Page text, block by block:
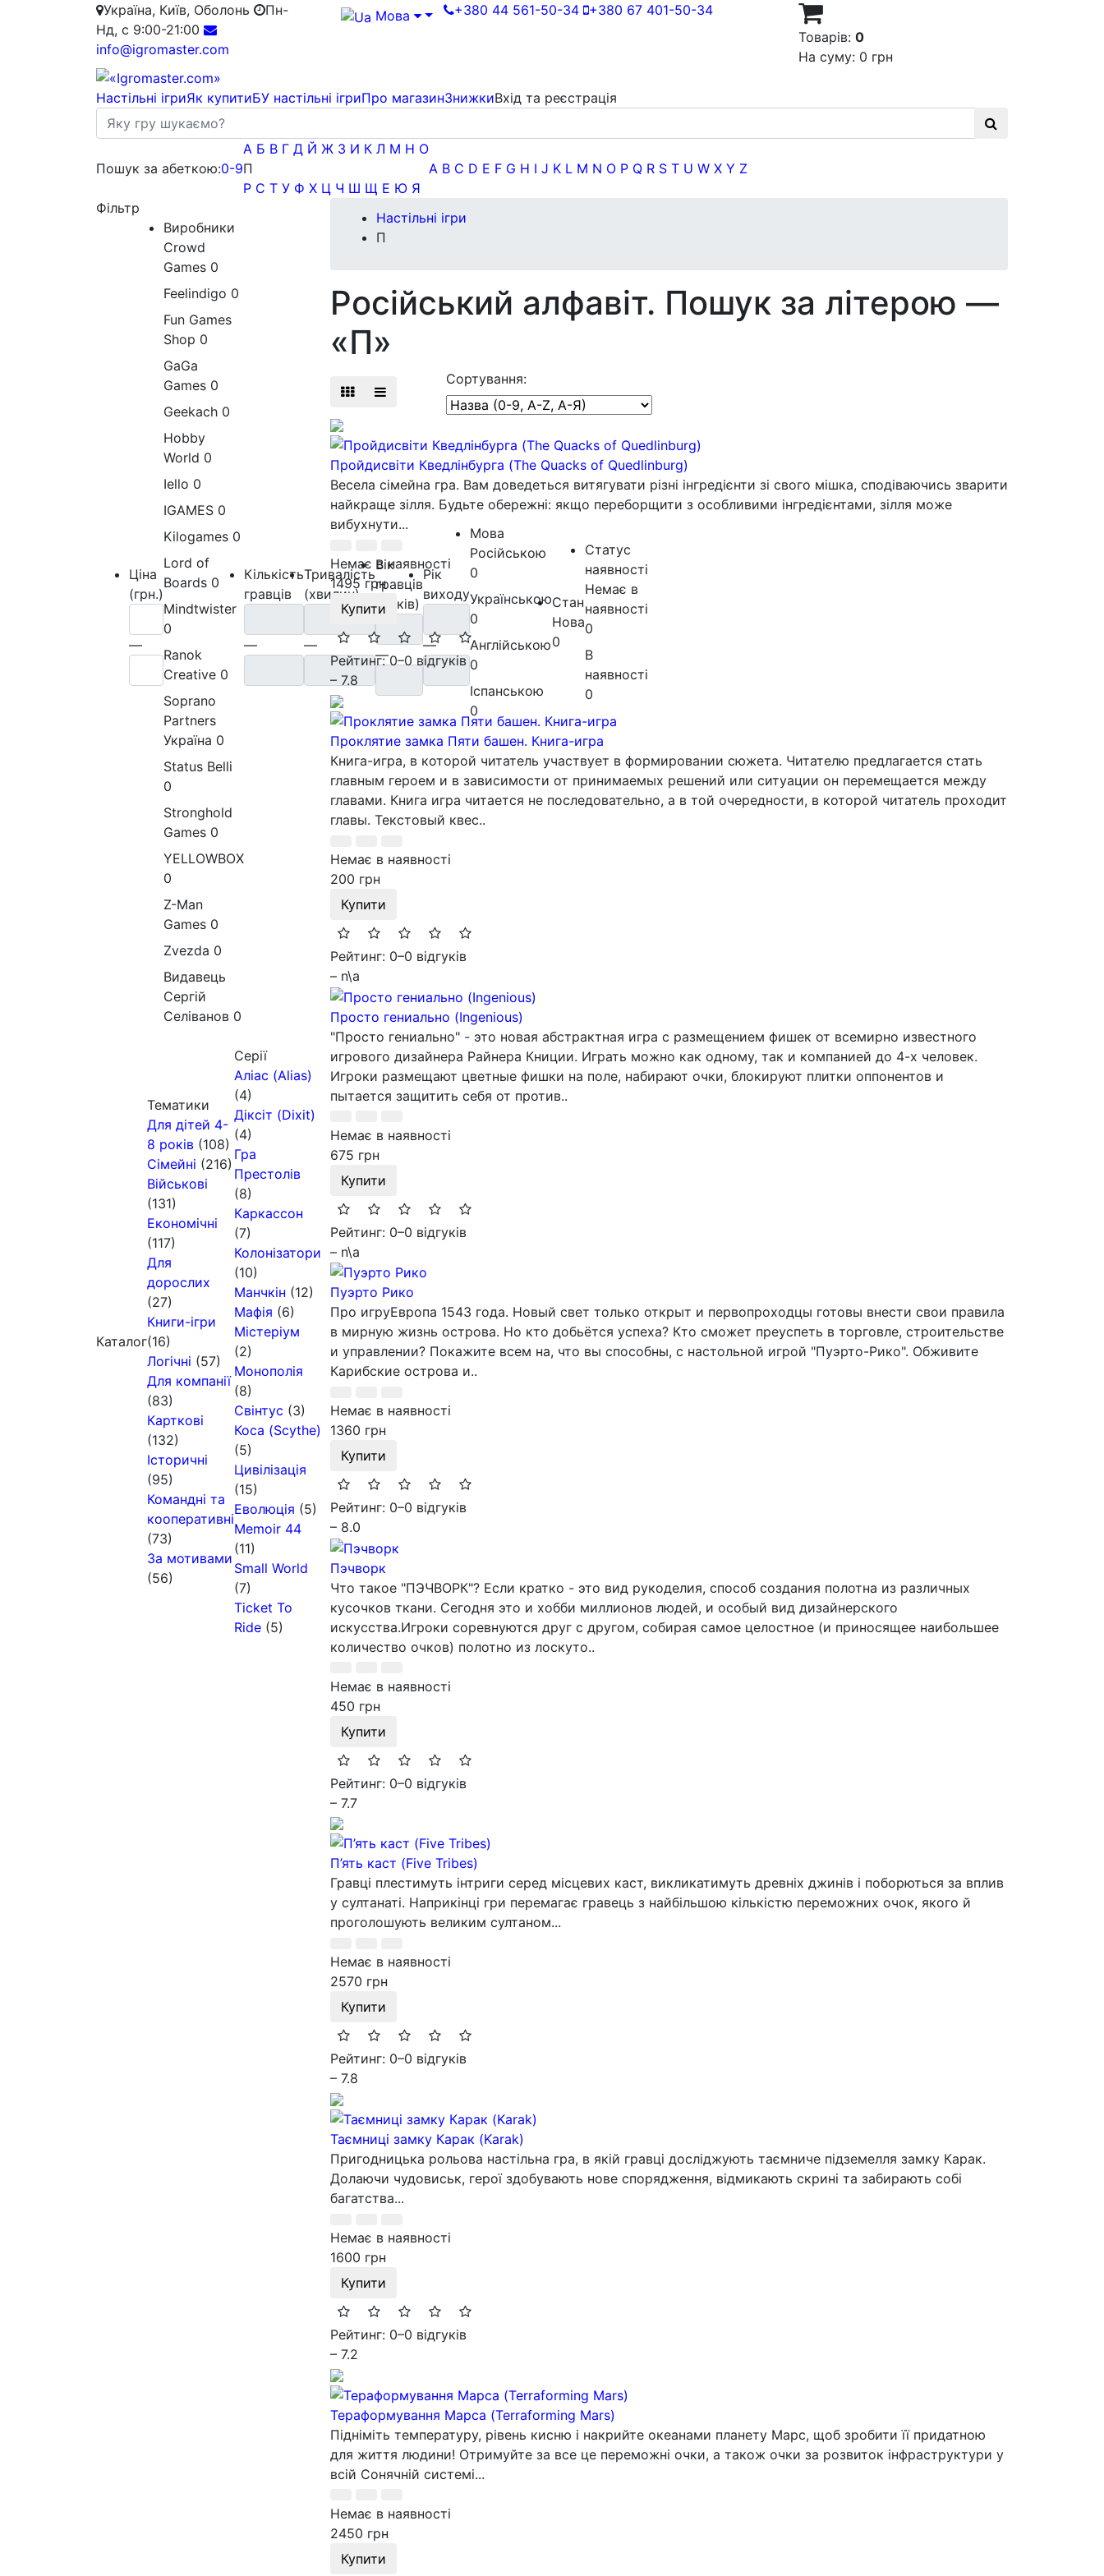
Україна, Київ, Оболонь
Пн-
Нд, с 9:00-21:00
info@igromaster.com
Мова +380 44 561-50-34 +380 67 401-50-34
Товарів: 0
На суму: 0 грн
Настільні ігриЯк купитиБУ настільні ігриПро магазинЗнижкиВхід та реєстрація
Пошук за абеткою:0-9
А Б В Г Д Й Ж З И К Л М Н О
П
Р С Т У Ф Х Ц Ч Ш Щ Е Ю Я
A B C D E F G H I J K L M N O P Q R S T U W X Y Z
Фільтр
Ціна
(грн.)
—
Виробники
Crowd
Games 0
Feelindigo 0
Fun Games
Shop 0
GaGa
Games 0
Geekach 0
Hobby
World 0
Iello 0
IGAMES 0
Kilogames 0
Lord of
Boards 0
Mindtwister
0
Ranok
Creative 0
Soprano
Partners
Україна 0
Status Belli
0
Stronghold
Games 0
YELLOWBOX
0
Z-Man
Games 0
Zvezda 0
Видавець
Сергій
Селіванов 0
Кількість
гравців
—
Тривалість
(хвилин)
—
Вік
гравців
(років)
—
Рік
виходу
—
Мова
Російською
0
Українською
0
Англійською
0
Іспанською
0
Стан
Нова
0
Статус
наявності
Немає в
наявності
0
В
наявності
0
Каталог
Тематики
Для дітей 4-
8 років (108)
Сімейні (216)
Військові
(131)
Економічні
(117)
Для
дорослих
(27)
Книги-ігри
(16)
Логічні (57)
Для компанії
(83)
Карткові
(132)
Історичні
(95)
Командні та
кооперативні
(73)
За мотивами
(56)
Серії
Аліас (Alias)
(4)
Діксіт (Dixit)
(4)
Гра
Престолів
(8)
Каркассон
(7)
Колонізатори
(10)
Манчкін (12)
Мафія (6)
Містеріум
(2)
Монополія
(8)
Свінтус (3)
Коса (Scythe)
(5)
Цивілізація
(15)
Еволюція (5)
Memoir 44
(11)
Small World
(7)
Ticket To
Ride (5)
Настільні ігри
П
Російський алфавіт. Пошук за літерою —
«П»
Сортування:
Пройдисвіти Кведлінбурга (The Quacks of Quedlinburg)
Весела сімейна гра. Вам доведеться витягувати різні інгредієнти зі свого мішка, сподіваючись зварити
найкраще зілля. Будьте обережні: якщо переборщити з особливими інгредієнтами, зілля може
вибухнути...
Немає в наявності
1495 грн
Купити
Рейтинг: 0–0 відгуків
– 7.8
Проклятие замка Пяти башен. Книга-игра
Книга-игра, в которой читатель участвует в формировании сюжета. Читателю предлагается стать
главным героем и в зависимости от принимаемых решений или ситуации он перемещается между
главами. Книга игра читается не последовательно, а в той очередности, в которой читатель проходит
главы. Текстовый квес..
Немає в наявності
200 грн
Купити
Рейтинг: 0–0 відгуків
– n\a
Просто гениально (Ingenious)
"Просто гениально" - это новая абстрактная игра с размещением фишек от всемирно известного
игрового дизайнера Райнера Книции. Играть можно как одному, так и компанией до 4-х человек.
Игроки размещают цветные фишки на поле, набирают очки, блокируют плитки оппонентов и
пытается защитить себя от против..
Немає в наявності
675 грн
Купити
Рейтинг: 0–0 відгуків
– n\a
Пуэрто Рико
Про игруЕвропа 1543 года. Новый свет только открыт и первопроходцы готовы внести свои правила
в мирную жизнь острова. Но кто добьётся успеха? Кто сможет преуспеть в торговле, строительстве
и управлении? Покажите всем на, что вы способны, с настольной игрой "Пуэрто-Рико". Обживите
Карибские острова и..
Немає в наявності
1360 грн
Купити
Рейтинг: 0–0 відгуків
– 8.0
Пэчворк
Что такое "ПЭЧВОРК"? Если кратко - это вид рукоделия, способ создания полотна из различных
кусочков ткани. Сегодня это и хобби миллионов людей, и особый вид дизайнерского
искусства.Игроки соревнуются друг с другом, собирая самое целостное (и приносящее наибольшее
количество очков) полотно из лоскуто..
Немає в наявності
450 грн
Купити
Рейтинг: 0–0 відгуків
– 7.7
П’ять каст (Five Tribes)
Гравці плестимуть інтриги серед місцевих каст, викликатимуть древніх джинів і поборються за вплив
у султанаті. Наприкінці гри перемагає гравець з найбільшою кількістю переможних очок, якого й
проголошують великим султаном...
Немає в наявності
2570 грн
Купити
Рейтинг: 0–0 відгуків
– 7.8
Таємниці замку Карак (Karak)
Пригодницька рольова настільна гра, в якій гравці досліджують таємниче підземелля замку Карак.
Долаючи чудовиськ, герої здобувають нове спорядження, відмикають скрині та забирають собі
багатства...
Немає в наявності
1600 грн
Купити
Рейтинг: 0–0 відгуків
– 7.2
Тераформування Марса (Terraforming Mars)
Підніміть температуру, рівень кисню і накрийте океанами планету Марс, щоб зробити її придатною
для життя людини! Отримуйте за все це переможні очки, а також очки за розвиток інфраструктури у
всій Сонячній системі...
Немає в наявності
2450 грн
Купити